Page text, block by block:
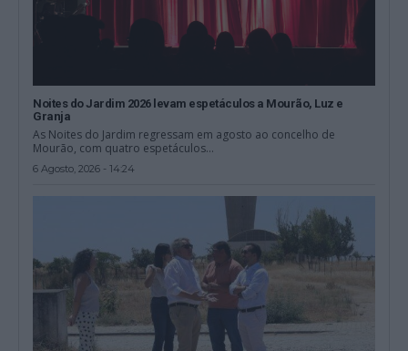
Noites do Jardim 2026 levam espetáculos a Mourão, Luz e
Granja
As Noites do Jardim regressam em agosto ao concelho de
Mourão, com quatro espetáculos...
6 Agosto, 2026 - 14:24